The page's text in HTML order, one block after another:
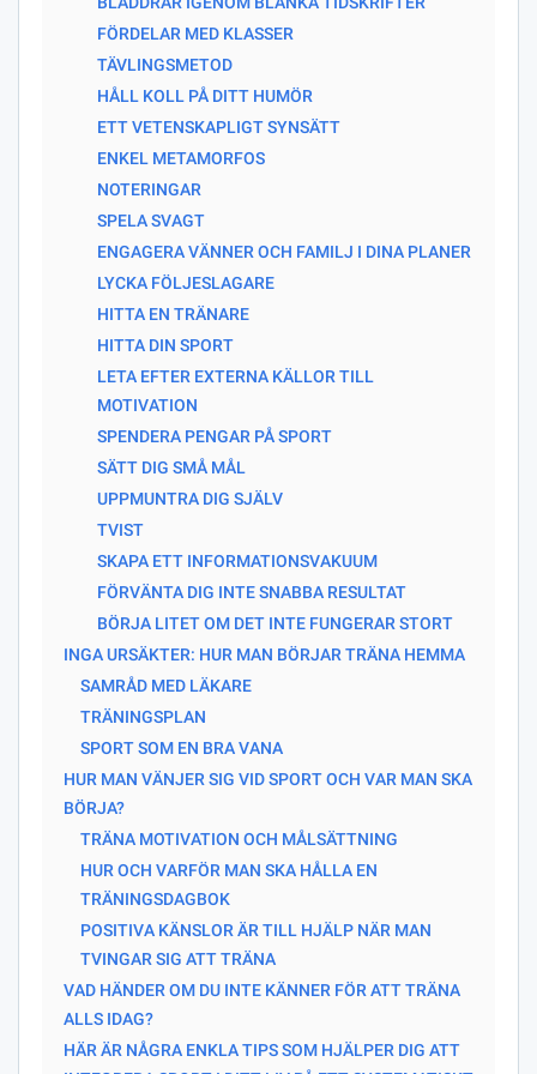
FÖRDELAR MED KLASSER
TÄVLINGSMETOD
HÅLL KOLL PÅ DITT HUMÖR
ETT VETENSKAPLIGT SYNSÄTT
ENKEL METAMORFOS
NOTERINGAR
SPELA SVAGT
ENGAGERA VÄNNER OCH FAMILJ I DINA PLANER
LYCKA FÖLJESLAGARE
HITTA EN TRÄNARE
HITTA DIN SPORT
LETA EFTER EXTERNA KÄLLOR TILL
MOTIVATION
SPENDERA PENGAR PÅ SPORT
SÄTT DIG SMÅ MÅL
UPPMUNTRA DIG SJÄLV
TVIST
SKAPA ETT INFORMATIONSVAKUUM
FÖRVÄNTA DIG INTE SNABBA RESULTAT
BÖRJA LITET OM DET INTE FUNGERAR STORT
INGA URSÄKTER: HUR MAN BÖRJAR TRÄNA HEMMA
SAMRÅD MED LÄKARE
TRÄNINGSPLAN
SPORT SOM EN BRA VANA
HUR MAN VÄNJER SIG VID SPORT OCH VAR MAN SKA
BÖRJA?
TRÄNA MOTIVATION OCH MÅLSÄTTNING
HUR OCH VARFÖR MAN SKA HÅLLA EN
TRÄNINGSDAGBOK
POSITIVA KÄNSLOR ÄR TILL HJÄLP NÄR MAN
TVINGAR SIG ATT TRÄNA
VAD HÄNDER OM DU INTE KÄNNER FÖR ATT TRÄNA
ALLS IDAG?
HÄR ÄR NÅGRA ENKLA TIPS SOM HJÄLPER DIG ATT